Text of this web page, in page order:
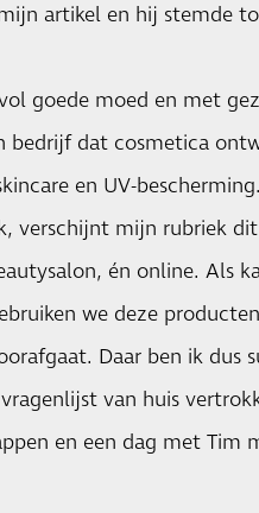
artikel en hij stemde
goede moed en met
bedrijf dat cosmetica
en UV-
verschijnt mijn rubriek
én online. Als
we deze
Daar ben ik dus
van huis
en een dag met Tim